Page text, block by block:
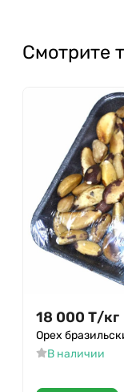
Смотрите
18 000 Т/кг
Орех
В наличии